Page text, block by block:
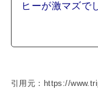
ヒーが激マズで
引用元：https://